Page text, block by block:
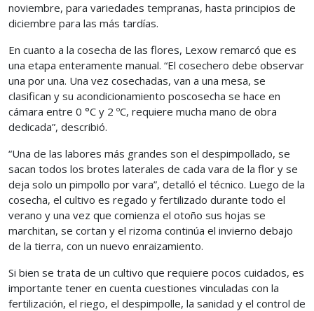
noviembre, para variedades tempranas, hasta principios de
diciembre para las más tardías.
En cuanto a la cosecha de las flores, Lexow remarcó que es
una etapa enteramente manual. “El cosechero debe observar
una por una. Una vez cosechadas, van a una mesa, se
clasifican y su acondicionamiento poscosecha se hace en
cámara entre 0 °C y 2 ºC, requiere mucha mano de obra
dedicada”, describió.
“Una de las labores más grandes son el despimpollado, se
sacan todos los brotes laterales de cada vara de la flor y se
deja solo un pimpollo por vara”, detalló el técnico. Luego de la
cosecha, el cultivo es regado y fertilizado durante todo el
verano y una vez que comienza el otoño sus hojas se
marchitan, se cortan y el rizoma continúa el invierno debajo
de la tierra, con un nuevo enraizamiento.
Si bien se trata de un cultivo que requiere pocos cuidados, es
importante tener en cuenta cuestiones vinculadas con la
fertilización, el riego, el despimpolle, la sanidad y el control de